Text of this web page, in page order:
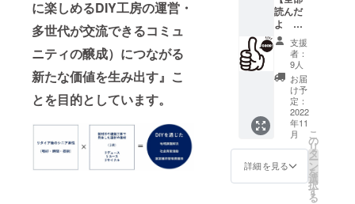
に楽しめるDIY工房の運営・
多世代が交流できるコミュ
ニティの醸成） につながる
新たな価値を生み出す』こ
とを目的としています。
読んだ
よ こ
の活動
に賛
同 ス
タッフ
からの
寄せ書
きお礼
画像】
今回の
目的は
資金集
めとい
うより
支援
者：
9人
お届
け予
定：
2022
年11
月
詳細を見る
こ
の
リ
タ
ー
ン
を
選
択
す
る